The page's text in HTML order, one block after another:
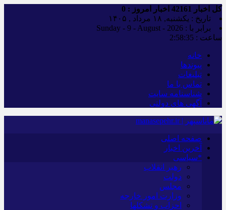
کل اخبار اخبار امروز : 0
تاریخ : یکشنبه, ۱۸ مرداد , ۱۴۰۵
برابر با : Sunday - 9 - August - 2026
ساعت : 2:58:36
خانه
پیوندها
تبلیغات
تماس با ما
شناسنامه سایت
آگهی های دولتی
صفحه اصلی
آخرین اخبار
*سیاسی
رهبر انقلاب
دولت
مجلس
وزارت امور خارجه
احزاب و تشکلها